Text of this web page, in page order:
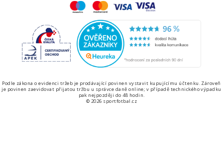
MaestroMastercard
Visa
Česká kvalita
Podle zákona o evidenci tržeb je prodávající povinen vystavit kupujícímu účtenku. Zároveň
je povinen zaevidovat přijatou tržbu u správce daně online; v případě technického výpadku
pak nejpozději do 48 hodin.
© 2026 sportfotbal.cz